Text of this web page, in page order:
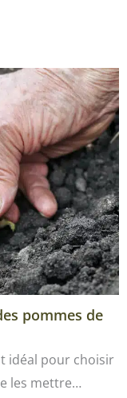
pommes de
idéal pour choisir
les mettre…